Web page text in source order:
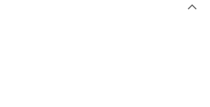
服務後，再付款。
帳流程】
先享後付」後，將跳轉至「AFTEE先享後付」
將收到繳費通知簡訊。
14天內，點擊此簡訊中的連結，可透過四大超商／
方式進行付款，方視為交易完成。
含以上)免運費
含以上)免運費
含以上)免運費